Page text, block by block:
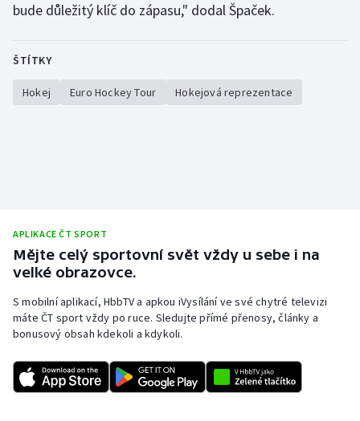
bude důležitý klíč do zápasu," dodal Špaček.
ŠTÍTKY
Hokej Euro Hockey Tour Hokejová reprezentace
APLIKACE ČT SPORT
Mějte celý sportovní svět vždy u sebe i na
velké obrazovce.
S mobilní aplikací, HbbTV a apkou iVysílání ve své chytré televizi
máte ČT sport vždy po ruce. Sledujte přímé přenosy, články a
bonusový obsah kdekoli a kdykoli.